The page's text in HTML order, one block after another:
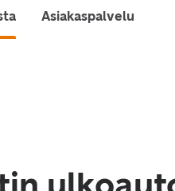
Asiakaspalvelu